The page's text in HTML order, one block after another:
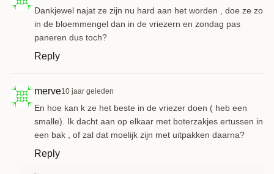
Dankjewel najat ze zijn nu hard aan het worden , doe ze zo
in de bloemmengel dan in de vriezern en zondag pas
paneren dus toch?
Reply
merve10 jaar geleden
En hoe kan k ze het beste in de vriezer doen ( heb een
smalle). Ik dacht aan op elkaar met boterzakjes ertussen in
een bak , of zal dat moelijk zijn met uitpakken daarna?
Reply